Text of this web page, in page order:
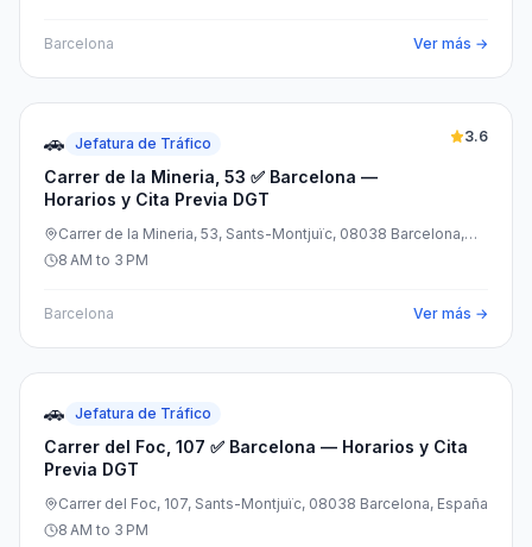
Barcelona Ver más →
🚗 Jefatura de Tráfico
Carrer de la Mineria, 53 ✅ Barcelona —
Horarios y Cita Previa DGT
3.6
Carrer de la Mineria, 53, Sants-Montjuïc, 08038 Barcelona,
España
8 AM to 3 PM
Barcelona Ver más →
🚗 Jefatura de Tráfico
Carrer del Foc, 107 ✅ Barcelona — Horarios y Cita
Previa DGT
Carrer del Foc, 107, Sants-Montjuïc, 08038 Barcelona, España
8 AM to 3 PM